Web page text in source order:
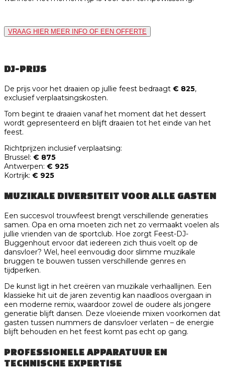
VRAAG HIER MEER INFO OF EEN OFFERTE
DJ-PRIJS
De prijs voor het draaien op jullie feest bedraagt € 825,
exclusief verplaatsingskosten.
Tom begint te draaien vanaf het moment dat het dessert
wordt gepresenteerd en blijft draaien tot het einde van het
feest.
Richtprijzen inclusief verplaatsing:
Brussel: € 875
Antwerpen: € 925
Kortrijk: € 925
MUZIKALE DIVERSITEIT VOOR ALLE GASTEN
Een succesvol trouwfeest brengt verschillende generaties
samen. Opa en oma moeten zich net zo vermaakt voelen als
jullie vrienden van de sportclub. Hoe zorgt Feest-DJ-
Buggenhout ervoor dat iedereen zich thuis voelt op de
dansvloer? Wel, heel eenvoudig door slimme muzikale
bruggen te bouwen tussen verschillende genres en
tijdperken.
De kunst ligt in het creëren van muzikale verhaallijnen. Een
klassieke hit uit de jaren zeventig kan naadloos overgaan in
een moderne remix, waardoor zowel de oudere als jongere
generatie blijft dansen. Deze vloeiende mixen voorkomen dat
gasten tussen nummers de dansvloer verlaten – de energie
blijft behouden en het feest komt pas echt op gang.
PROFESSIONELE APPARATUUR EN
TECHNISCHE EXPERTISE